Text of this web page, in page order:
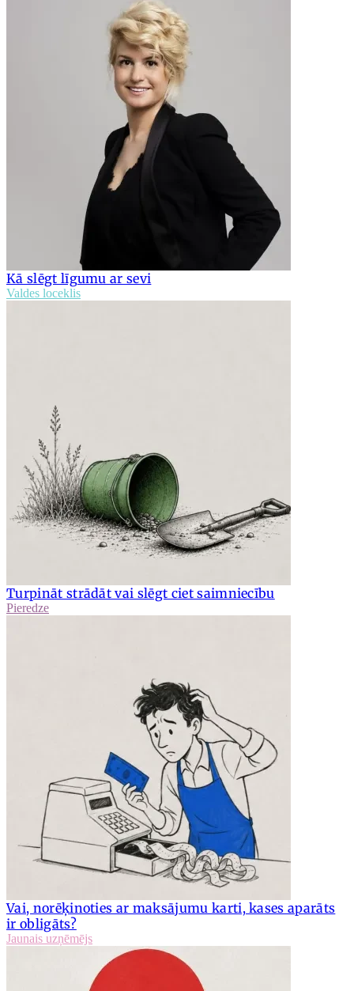
Kā slēgt līgumu ar sevi
Valdes loceklis
Turpināt strādāt vai slēgt ciet saimniecību
Pieredze
Vai, norēķinoties ar maksājumu karti, kases aparāts
ir obligāts?
Jaunais uzņēmējs